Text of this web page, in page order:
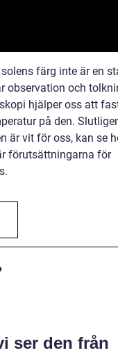
färg inte är en
observation och
hjälper oss att
på den.
är vit för oss, kan se
förutsättningarna för
ser den från